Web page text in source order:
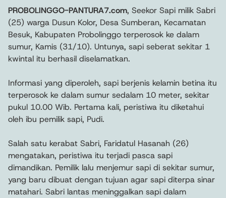
PROBOLINGGO-PANTURA7.com, Seekor Sapi milik Sabri
(25) warga Dusun Kolor, Desa Sumberan, Kecamatan
Besuk, Kabupaten Probolinggo terperosok ke dalam
sumur, Kamis (31/10). Untunya, sapi seberat sekitar 1
kwintal itu berhasil diselamatkan.
Informasi yang diperoleh, sapi berjenis kelamin betina itu
terperosok ke dalam sumur sedalam 10 meter, sekitar
pukul 10.00 Wib. Pertama kali, peristiwa itu diketahui
oleh ibu pemilik sapi, Pudi.
Salah satu kerabat Sabri, Faridatul Hasanah (26)
mengatakan, peristiwa itu terjadi pasca sapi
dimandikan. Pemilik lalu menjemur sapi di sekitar sumur,
yang baru dibuat dengan tujuan agar sapi diterpa sinar
matahari. Sabri lantas meninggalkan sapi dalam